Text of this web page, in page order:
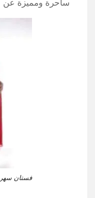
ساحرة ومميزة عن
فستان